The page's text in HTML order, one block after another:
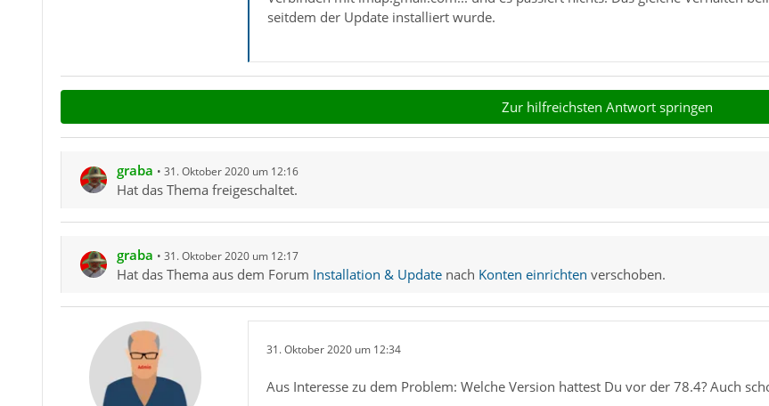
seitdem der Update installiert wurde.
Zur hilfreichsten Antwort springen
graba 31. Oktober 2020 um 12:16
Hat das Thema freigeschaltet.
graba 31. Oktober 2020 um 12:17
Hat das Thema aus dem Forum Installation & Updatenach Konten einrichten verschoben.
31. Oktober 2020 um 12:34
Aus Interesse zu dem Problem: Welche Version hattest Du vor der 78.4? Auch